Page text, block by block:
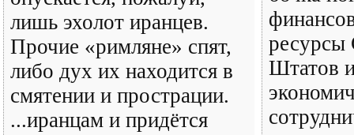
лишь эхолот иранцев.
Прочие «римляне» спят,
либо дух их находится в
смятении и прострации.
...иранцам и придётся
ресурсы
Штатов